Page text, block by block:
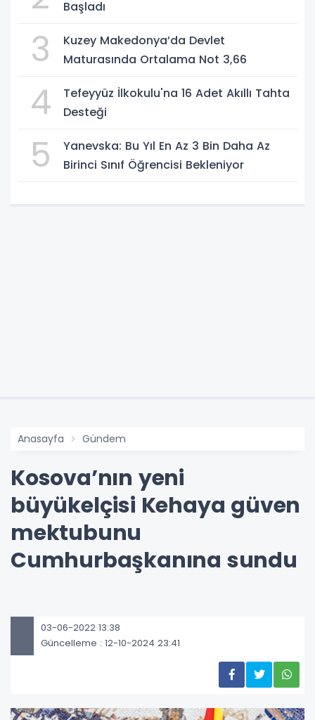
Başladı
3
Kuzey Makedonya’da Devlet
Maturasında Ortalama Not 3,66
4
Tefeyyüz İlkokulu'na 16 Adet Akıllı Tahta
Desteği
5
Yanevska: Bu Yıl En Az 3 Bin Daha Az
Birinci Sınıf Öğrencisi Bekleniyor
Anasayfa Gündem
Kosova’nın yeni
büyükelçisi Kehaya güven
mektubunu
Cumhurbaşkanına sundu
03-06-2022 13:38
Güncelleme : 12-10-2024 23:41